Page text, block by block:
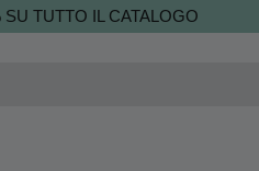
TUTTO IL CATALOGO